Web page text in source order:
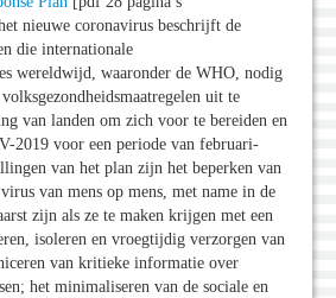
nieuwe coronavirus beschrijft de
die internationale
wereldwijd, waaronder de WHO, nodig
uit te
van landen om zich voor te bereiden en
2019 voor een periode van februari-
van het plan zijn het beperken van
van mens op mens, met name in de
zijn als ze te maken krijgen met een
isoleren en vroegtijdig verzorgen van
van kritieke informatie over
het minimaliseren van de sociale en